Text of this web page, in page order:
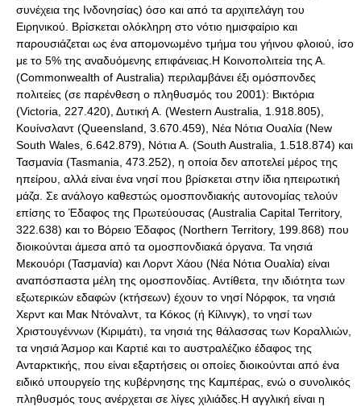
συνέχεια της Ινδονησίας) όσο και από τα αρχιπελάγη του
Ειρηνικού. Βρίσκεται ολόκληρη στο νότιο ημισφαίριο και
παρουσιάζεται ως ένα απομονωμένο τμήμα του γήινου φλοιού, ίσο
με το 5% της αναδυόμενης επιφάνειας.Η Κοινοπολιτεία της Α.
(Commonwealth of Αustralia) περιλαμβάνει έξι ομόσπονδες
πολιτείες (σε παρένθεση ο πληθυσμός του 2001): Βικτόρια
(Victoria, 227.420), Δυτική Α. (Western Australia, 1.918.805),
Κουίνσλαντ (Queensland, 3.670.459), Νέα Νότια Ουαλία (New
South Wales, 6.642.879), Νότια Α. (South Australia, 1.518.874) και
Τασμανία (Tasmania, 473.252), η οποία δεν αποτελεί μέρος της
ηπείρου, αλλά είναι ένα νησί που βρίσκεται στην ίδια ηπειρωτική
μάζα. Σε ανάλογο καθεστώς ομοσπονδιακής αυτονομίας τελούν
επίσης το Έδαφος της Πρωτεύουσας (Australia Capital Territory,
322.638) και το Βόρειο Έδαφος (Northern Territory, 199.868) που
διοικούνται άμεσα από τα ομοσπονδιακά όργανα. Τα νησιά
Μεκουόρι (Τασμανία) και Λορντ Χάου (Νέα Νότια Ουαλία) είναι
αναπόσπαστα μέλη της ομοσπονδίας. Αντίθετα, την ιδιότητα των
εξωτερικών εδαφών (κτήσεων) έχουν το νησί Νόρφοκ, τα νησιά
Χερντ και Μακ Ντόναλντ, τα Κόκος (ή Κίλινγκ), το νησί των
Χριστουγέννων (Κιριμάτι), τα νησιά της θάλασσας των Κοραλλιών,
τα νησιά Άσμορ και Καρτιέ και το αυστραλέζικο έδαφος της
Ανταρκτικής, που είναι εξαρτήσεις οι οποίες διοικούνται από ένα
ειδικό υπουργείο της κυβέρνησης της Καμπέρας, ενώ ο συνολικός
πληθυσμός τους ανέρχεται σε λίγες χιλιάδες.Η αγγλική είναι η